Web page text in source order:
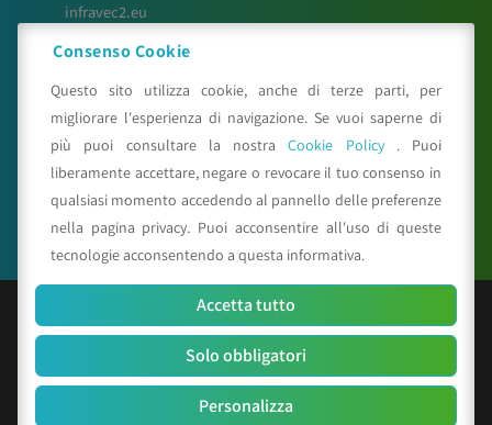
infravec2.eu
meteosystem.com
Seguici su
© Copyright 2025 CAA - all rights reserved
C.F. e P.IVA 01529451203
R.E.A. n. 342491/BO
Consenso Cookie
Questo sito utilizza cookie, anche di terze parti, per
migliorare l'esperienza di navigazione. Se vuoi saperne di
più puoi consultare la nostraCookie Policy . Puoi
liberamente accettare, negare o revocare il tuo consenso in
qualsiasi momento accedendo al pannello delle preferenze
nella pagina privacy. Puoi acconsentire all'uso di queste
tecnologie acconsentendo a questa informativa.
Accetta tutto
Solo obbligatori
Personalizza